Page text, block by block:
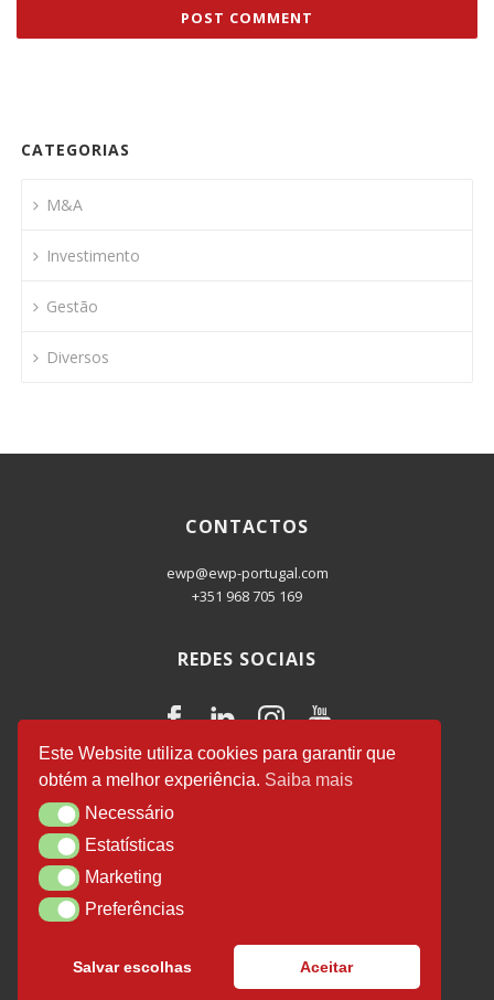
CATEGORIAS
M&A
Investimento
Gestão
Diversos
CONTACTOS
ewp@ewp-portugal.com
+351 968 705 169
REDES SOCIAIS
EWP Business Consulting
Este Website utiliza cookies para garantir que
obtém a melhor experiência. Saiba mais
NecessárioNecessário
EstatísticasEstatísticas
MarketingMarketing
Preferências
Preferências
Salvar escolhas Aceitar